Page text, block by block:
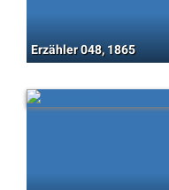
Erzähler 048, 1865